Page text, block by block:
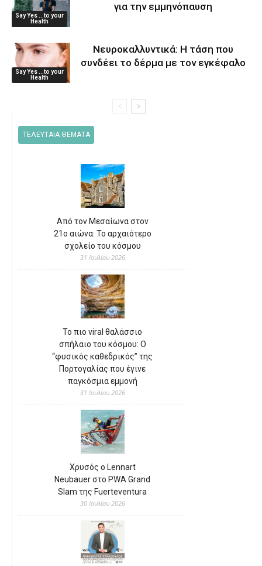
Say Yes ...to your
Health
για την εμμηνόπαυση
Say Yes ...to your
Health
Νευροκαλλυντικά: Η τάση που
συνδέει το δέρμα με τον εγκέφαλο
ΤΕΛΕΥΤΑΙΑ ΘΕΜΑΤΑ
Από τον Μεσαίωνα στον
21ο αιώνα: Το αρχαιότερο
σχολείο του κόσμου
31 Ιουλίου 2026
Το πιο viral θαλάσσιο
σπήλαιο του κόσμου: Ο
“φυσικός καθεδρικός” της
Πορτογαλίας που έγινε
παγκόσμια εμμονή
31 Ιουλίου 2026
Χρυσός ο Lennart
Neubauer στο PWA Grand
Slam της Fuerteventura
30 Ιουλίου 2026